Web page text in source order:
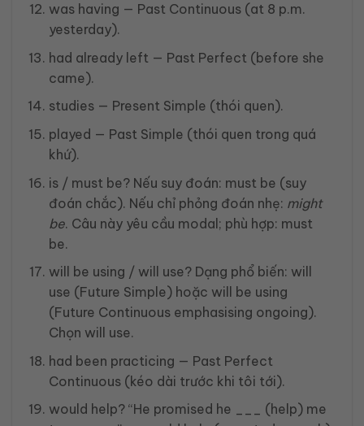
was having — Past Continuous (at 8 p.m.
yesterday).
had already left — Past Perfect (before she
came).
studies — Present Simple (thói quen).
played — Past Simple (thói quen trong quá
khứ).
is / must be? Nếu suy đoán: must be (suy
đoán chắc). Nếu chỉ phỏng đoán nhẹ: might
be. Câu này yêu cầu modal; phù hợp: must
be.
will be using / will use? Dạng phổ biến: will
use (Future Simple) hoặc will be using
(Future Continuous emphasising ongoing).
Chọn will use.
had been practicing — Past Perfect
Continuous (kéo dài trước khi tôi tới).
would help? “He promised he ___ (help) me